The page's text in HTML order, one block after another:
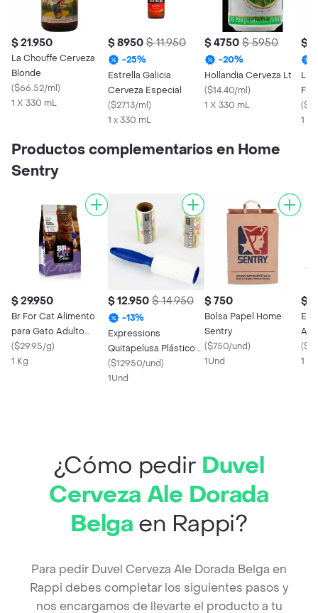
$ 21.950
La Chouffe Cerveza
Blonde
($66.52/ml)
1 X 330 mL
$ 8950 $ 11.950
-25%
Estrella Galicia
Cerveza Especial
($27.13/ml)
1 x 330 mL
$ 4750 $ 5950
-20%
Hollandia Cerveza Lt
($14.40/ml)
1 X 330 mL
$
(
1 X
Productos complementarios en Home
Sentry
$ 29.950
Br For Cat Alimento
para Gato Adulto
Castrado Sabor Pollo
($29.95/g)
1 Kg
$ 12.950 $ 14.950
-13%
Expressions
Quitapelusa Plástico 2
Repuestos
($12950/und)
1Und
$ 750
Bolsa Papel Home
Sentry
($750/und)
1Und
$
(
1 X
¿Cómo pedir Duvel
Cerveza Ale Dorada
Belga en Rappi?
Para pedir Duvel Cerveza Ale Dorada Belga en
Rappi debes completar los siguientes pasos y
nos encargamos de llevarte el producto a tu